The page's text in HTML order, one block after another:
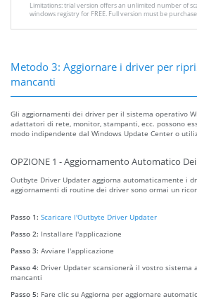
Limitations: trial version offers an unlimited number of
windows registry for FREE. Full version must be
Metodo 3: Aggiornare i driver per
mancanti
Gli aggiornamenti dei driver per il sistema operativo
adattatori di rete, monitor, stampanti, ecc. possono
modo indipendente dal Windows Update Center o
OPZIONE 1 - Aggiornamento Automatico
Outbyte Driver Updater aggiorna automaticamente i
aggiornamenti di routine dei driver sono ormai un
Passo 1: Scaricare l'Outbyte Driver Updater
Passo 2: Installare l'applicazione
Passo 3: Avviare l'applicazione
Passo 4: Driver Updater scansionerà il vostro
mancanti
Passo 5: Fare clic su Aggiorna per aggiornare